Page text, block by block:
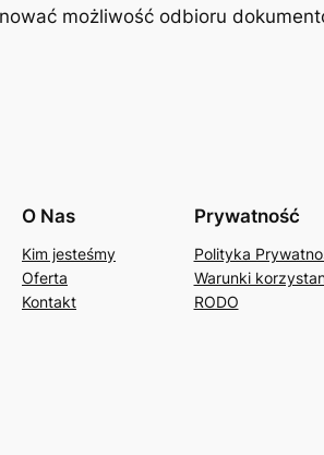
możliwość odbioru
O Nas
Kim jesteśmy
Oferta
Kontakt
Prywatność
Polityka
Warunki
RODO